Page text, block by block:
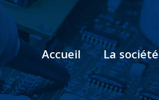
Accueil La société